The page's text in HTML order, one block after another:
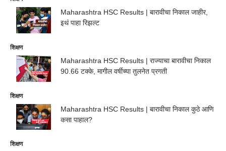
Maharashtra HSC Results | बारावीचा निकाल जाहीर,
इथं पाहा रिझल्ट
शिक्षण
Maharashtra HSC Results | राज्याचा बारावीचा निकाल
90.66 टक्के, मागील वर्षीच्या तुलनेत प्रगती
शिक्षण
Maharashtra HSC Results | बारावीचा निकाल कुठे आणि
कसा पाहाल?
शिक्षण